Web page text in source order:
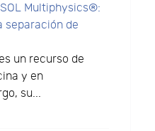
Multiphysics®:
separación de
un recurso de
y en
su...